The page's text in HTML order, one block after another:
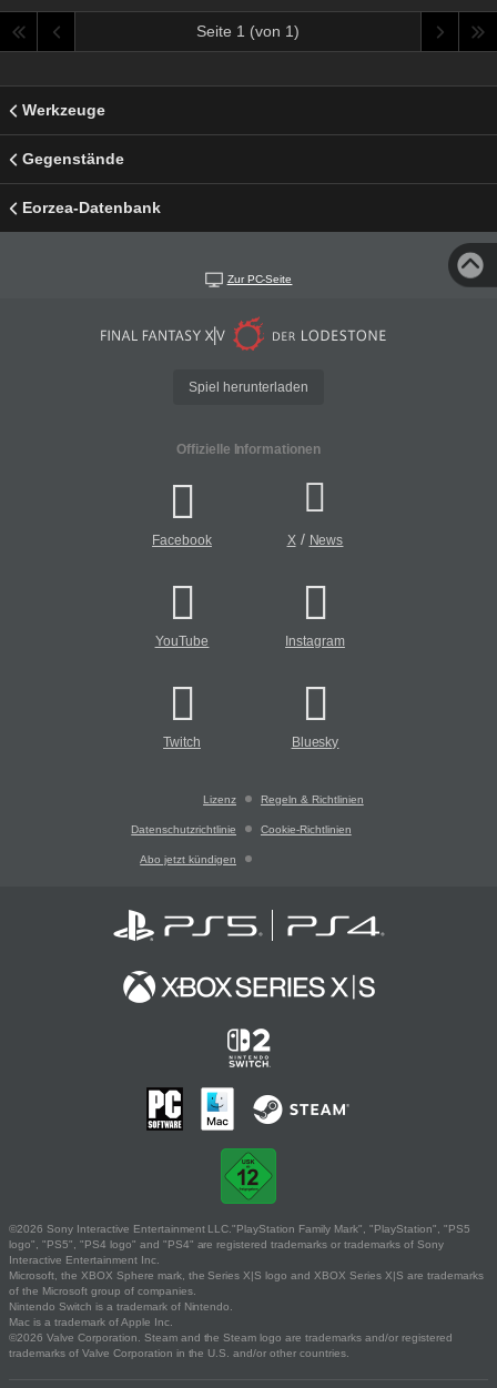
Seite 1 (von 1)
Werkzeuge
Gegenstände
Eorzea-Datenbank
Zur PC-Seite
Spiel herunterladen
Offizielle Informationen
Facebook X/ News
YouTube Instagram
Twitch Bluesky
Lizenz Regeln & Richtlinien
Datenschutzrichtlinie Cookie-Richtlinien
Abo jetzt kündigen
©2026 Sony Interactive Entertainment LLC."PlayStation Family Mark", "PlayStation", "PS5
logo", "PS5", "PS4 logo" and "PS4" are registered trademarks or trademarks of Sony
Interactive Entertainment Inc.
Microsoft, the XBOX Sphere mark, the Series X|S logo and XBOX Series X|S are trademarks
of the Microsoft group of companies.
Nintendo Switch is a trademark of Nintendo.
Mac is a trademark of Apple Inc.
©2026 Valve Corporation. Steam and the Steam logo are trademarks and/or registered
trademarks of Valve Corporation in the U.S. and/or other countries.